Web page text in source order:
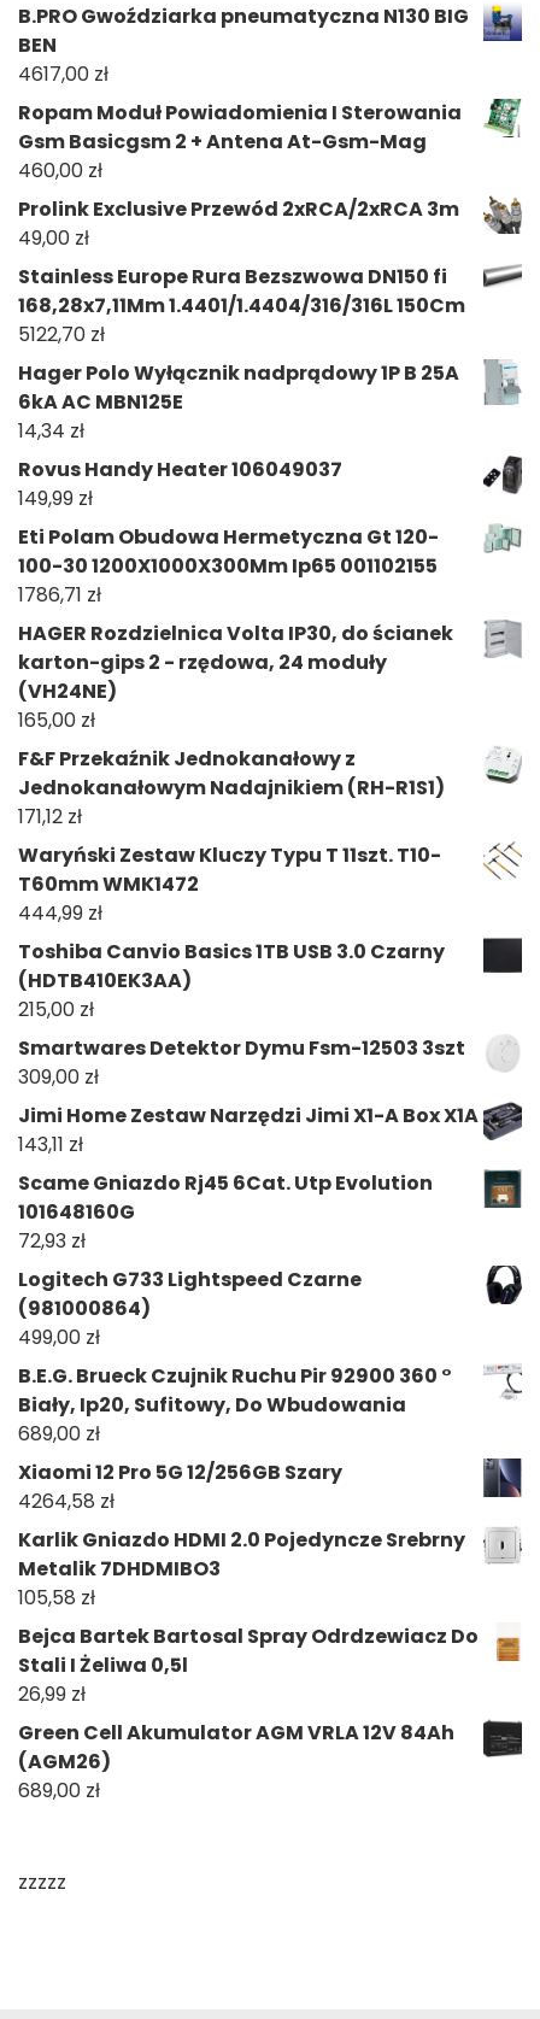
B.PRO Gwoździarka pneumatyczna N130 BIG
BEN
4617,00 zł
Ropam Moduł Powiadomienia I Sterowania
Gsm Basicgsm 2 + Antena At-Gsm-Mag
460,00 zł
Prolink Exclusive Przewód 2xRCA/2xRCA 3m
49,00 zł
Stainless Europe Rura Bezszwowa DN150 fi
168,28x7,11Mm 1.4401/1.4404/316/316L 150Cm
5122,70 zł
Hager Polo Wyłącznik nadprądowy 1P B 25A
6kA AC MBN125E
14,34 zł
Rovus Handy Heater 106049037
149,99 zł
Eti Polam Obudowa Hermetyczna Gt 120-
100-30 1200X1000X300Mm Ip65 001102155
1786,71 zł
HAGER Rozdzielnica Volta IP30, do ścianek
karton-gips 2 - rzędowa, 24 moduły
(VH24NE)
165,00 zł
F&F Przekaźnik Jednokanałowy z
Jednokanałowym Nadajnikiem (RH-R1S1)
171,12 zł
Waryński Zestaw Kluczy Typu T 11szt. T10-
T60mm WMK1472
444,99 zł
Toshiba Canvio Basics 1TB USB 3.0 Czarny
(HDTB410EK3AA)
215,00 zł
Smartwares Detektor Dymu Fsm-12503 3szt
309,00 zł
Jimi Home Zestaw Narzędzi Jimi X1-A Box X1A
143,11 zł
Scame Gniazdo Rj45 6Cat. Utp Evolution
101648160G
72,93 zł
Logitech G733 Lightspeed Czarne
(981000864)
499,00 zł
B.E.G. Brueck Czujnik Ruchu Pir 92900 360 °
Biały, Ip20, Sufitowy, Do Wbudowania
689,00 zł
Xiaomi 12 Pro 5G 12/256GB Szary
4264,58 zł
Karlik Gniazdo HDMI 2.0 Pojedyncze Srebrny
Metalik 7DHDMIBO3
105,58 zł
Bejca Bartek Bartosal Spray Odrdzewiacz Do
Stali I Żeliwa 0,5l
26,99 zł
Green Cell Akumulator AGM VRLA 12V 84Ah
(AGM26)
689,00 zł
zzzzz